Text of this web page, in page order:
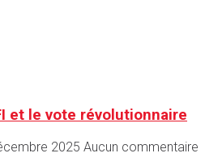
et le vote révolutionnaire
2025 Aucun commentaire